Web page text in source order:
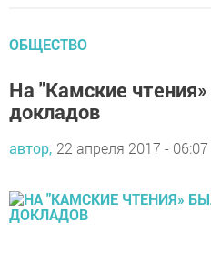
ОБЩЕСТВО
На "Камские
докладов
автор, 22 апреля 2017 - 06:07